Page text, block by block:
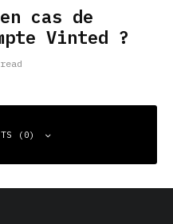
cas de
Vinted ?
(0)